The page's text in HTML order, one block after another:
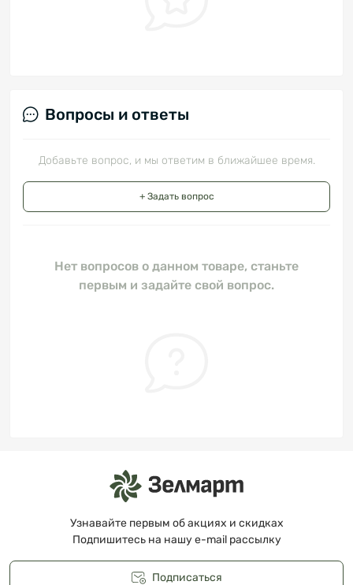
Вопросы и ответы
Добавьте вопрос, и мы ответим в ближайшее время.
+ Задать вопрос
Нет вопросов о данном товаре, станьте
первым и задайте свой вопрос.
Узнавайте первым об акциях и скидках
Подпишитесь на нашу e-mail рассылку
Подписаться